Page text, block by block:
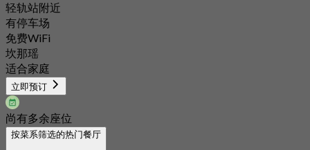
轻轨站附近
有停车场
免费WiFi
坎那瑶
适合家庭
立即预订
尚有多余座位
按菜系筛选的热门餐厅